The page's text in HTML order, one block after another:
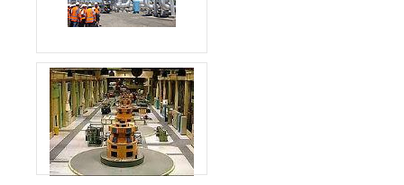
Des installations
géothermiques …